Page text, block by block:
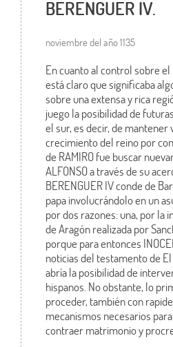
BERENGUER IV.
noviembre del año 1135
En cuanto al control sobre el
está claro que significaba
sobre una extensa y rica
juego la posibilidad de
el sur, es decir, de mantener
crecimiento del reino por
de RAMIRO fue buscar
ALFONSO a través de su
BERENGUER IV conde de
papa involucrándolo en un
por dos razones: una, por la
de Aragón realizada por
porque para entonces
noticias del testamento de
abría la posibilidad de
hispanos. No obstante, lo
proceder, también con
mecanismos necesarios
contraer matrimonio y